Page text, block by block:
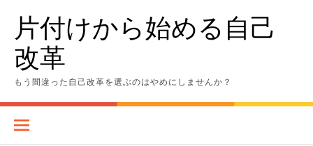
content片付けから始める自己
改革
もう間違った自己改革を選ぶのはやめにしませんか？